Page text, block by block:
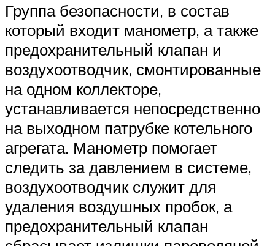
Группа безопасности, в состав
который входит манометр, а также
предохранительный клапан и
воздухоотводчик, смонтированные
на одном коллекторе,
устанавливается непосредственно
на выходном патрубке котельного
агрегата. Манометр помогает
следить за давлением в системе,
воздухоотводчик служит для
удаления воздушных пробок, а
предохранительный клапан